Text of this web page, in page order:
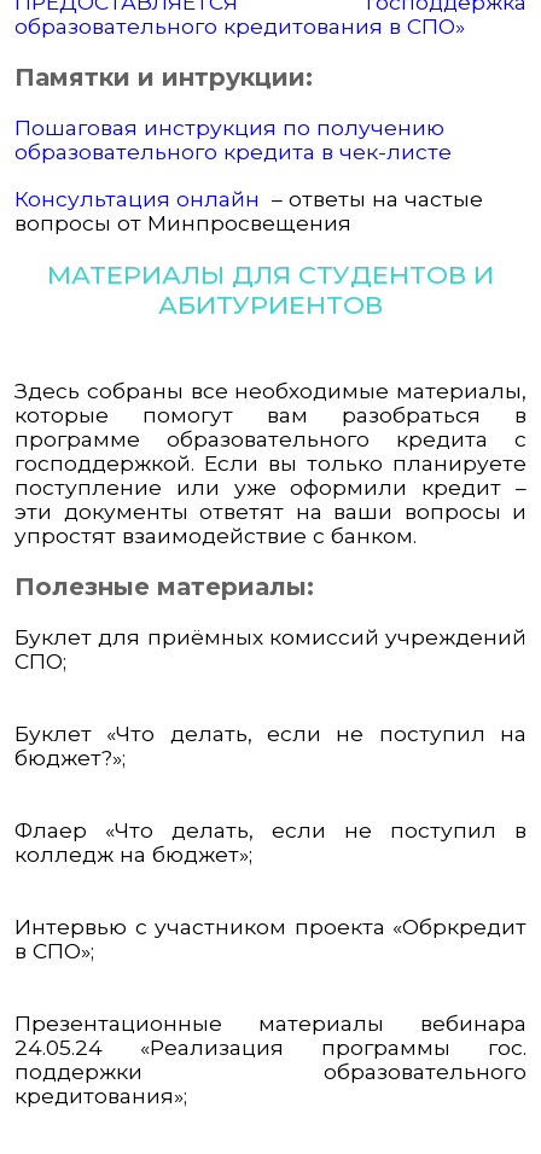
образовательного кредитования в СПО»
Памятки и интрукции:
Пошаговая инструкция по получению
образовательного кредита в чек-листе
Консультация онлайн – ответы на частые
вопросы от Минпросвещения
МАТЕРИАЛЫ ДЛЯ СТУДЕНТОВ И
АБИТУРИЕНТОВ
Здесь собраны все необходимые материалы,
которые помогут вам разобраться в
программе образовательного кредита с
господдержкой. Если вы только планируете
поступление или уже оформили кредит –
эти документы ответят на ваши вопросы и
упростят взаимодействие с банком.
Полезные материалы:
Буклет для приёмных комиссий учреждений
СПО;
Буклет «Что делать, если не поступил на
бюджет?»;
Флаер «Что делать, если не поступил в
колледж на бюджет»;
Интервью с участником проекта «Обркредит
в СПО»;
Презентационные материалы вебинара
24.05.24 «Реализация программы гос.
поддержки образовательного
кредитования»;